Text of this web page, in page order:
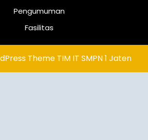
Pengumuman
Fasilitas
ThemeTIM IT SMPN 1 Jaten